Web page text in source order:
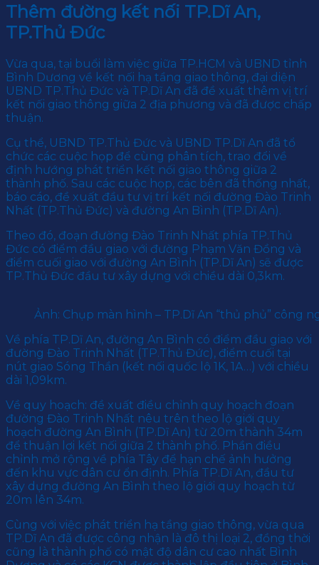
Thêm đường kết nối TP.Dĩ An,
TP.Thủ Đức
Vừa qua, tại buổi làm việc giữa TP.HCM và UBND tỉnh
Bình Dương về kết nối hạ tầng giao thông, đại diện
UBND TP.Thủ Đức và TP.Dĩ An đã đề xuất thêm vị trí
kết nối giao thông giữa 2 địa phương và đã được chấp
thuận.
Cụ thể, UBND TP.Thủ Đức và UBND TP.Dĩ An đã tổ
chức các cuộc họp để cùng phân tích, trao đổi về
định hướng phát triển kết nối giao thông giữa 2
thành phố. Sau các cuộc họp, các bên đã thống nhất,
báo cáo, đề xuất đầu tư vị trí kết nối đường Đào Trinh
Nhất (TP.Thủ Đức) và đường An Bình (TP.Dĩ An).
Theo đó, đoạn đường Đào Trinh Nhất phía TP.Thủ
Đức có điểm đầu giao với đường Phạm Văn Đồng và
điểm cuối giao với đường An Bình (TP.Dĩ An) sẽ được
TP.Thủ Đức đầu tư xây dựng với chiều dài 0,3km.
Ảnh: Chụp màn hình – TP.Dĩ An “thủ phủ” công
Về phía TP.Dĩ An, đường An Bình có điểm đầu giao với
đường Đào Trinh Nhất (TP.Thủ Đức), điểm cuối tại
nút giao Sóng Thần (kết nối quốc lộ 1K, 1A…) với chiều
dài 1,09km.
Về quy hoạch: đề xuất điều chỉnh quy hoạch đoạn
đường Đào Trinh Nhất nêu trên theo lộ giới quy
hoạch đường An Bình (TP.Dĩ An) từ 20m thành 34m
để thuận lợi kết nối giữa 2 thành phố. Phần điều
chỉnh mở rộng về phía Tây để hạn chế ảnh hưởng
đến khu vực dân cư ổn định. Phía TP.Dĩ An, đầu tư
xây dựng đường An Bình theo lộ giới quy hoạch từ
20m lên 34m.
Cùng với việc phát triển hạ tầng giao thông, vừa qua
TP.Dĩ An đã được công nhận là đô thị loại 2, đồng thời
cũng là thành phố có mật độ dân cư cao nhất Bình